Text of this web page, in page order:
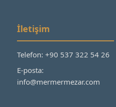
İletişim
Telefon: +90 537 322 54 26
E-posta:
info@mermermezar.com